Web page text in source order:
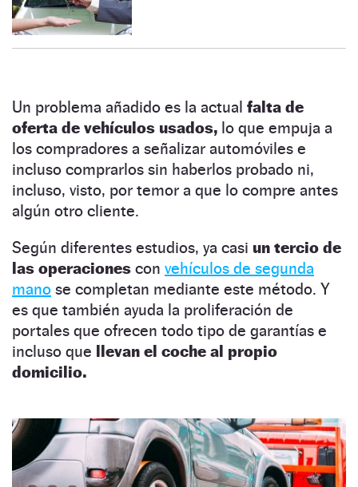
Un problema añadido es la actual falta de
oferta de vehículos usados, lo que empuja a
los compradores a señalizar automóviles e
incluso comprarlos sin haberlos probado ni,
incluso, visto, por temor a que lo compre antes
algún otro cliente.
Según diferentes estudios, ya casi un tercio de
las operaciones con vehículos de segunda
mano se completan mediante este método. Y
es que también ayuda la proliferación de
portales que ofrecen todo tipo de garantías e
incluso que llevan el coche al propio
domicilio.